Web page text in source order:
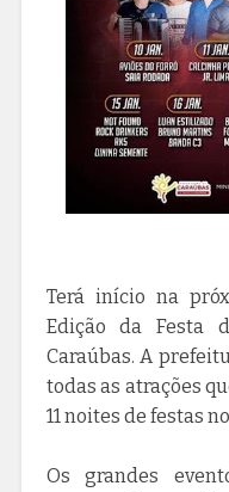
Terá início na
Edição da Festa
Caraúbas. A
todas as atrações
11 noites de festas
Os grandes